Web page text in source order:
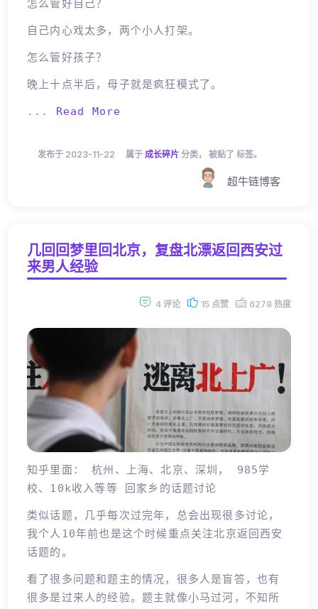
怎么管好自己？
自己内心戏太多，两个小人打架。
怎么管好孩子？
晚上十点半后，母子就是疯狂模式了。
... Read More
发布于 2023-11-22 属于 成长碎片 分类， 被贴了 标签。
超牛链博客
几回回梦里回北京，复盘北漂返回西安过
来男人经验
4 评论 15 点赞 6278 热度
知乎里面： 杭州、上海、北京、深圳， 985学
校、10k收入等等 回家乡的话题讨论
类似话题，几乎每次过完年，总会出现很多讨论，
我个人10年前也是这个时候重点关注北京返回西安
话题的。
看了很多问题和题主的情况，很多人是盲答，也有
很多是过来人的经验。题主就像小马过河，不知所